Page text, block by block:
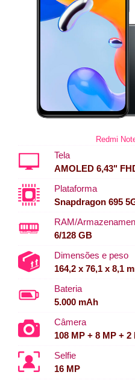
Redmi
Tela
AMOLED 6,43"
Plataforma
Snapdragon 695
RAM/
6/128 GB
Dimensões e peso
164,2 x 76,1 x 8,1
Bateria
5.000 mAh
Câmera
108 MP + 8 MP + 2
Selfie
16 MP